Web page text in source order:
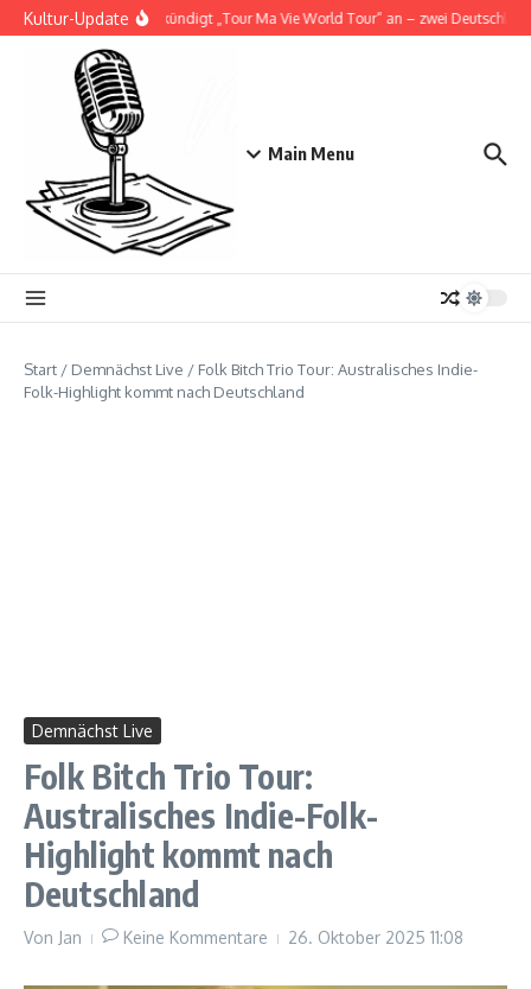
Zum Inhalt springen
Kultur-UpdateDoja Cat kündigt „Tour Ma Vie World Tour“ an – zwei
Main Menu
Start / Demnächst Live / Folk Bitch Trio Tour: Australisches Indie-
Folk-Highlight kommt nach Deutschland
Demnächst Live
Folk Bitch Trio Tour:
Australisches Indie-Folk-
Highlight kommt nach
Deutschland
Von Jan Keine Kommentare 26. Oktober 2025 11:08